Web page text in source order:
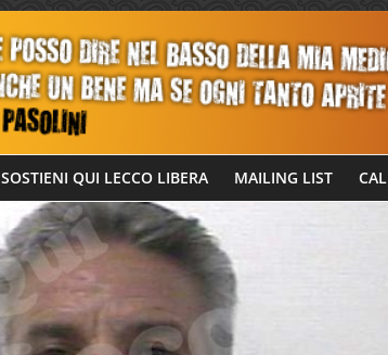
SOSTIENI QUI LECCO LIBERA MAILING LIST